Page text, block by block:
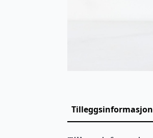
Tilleggsinformasjon